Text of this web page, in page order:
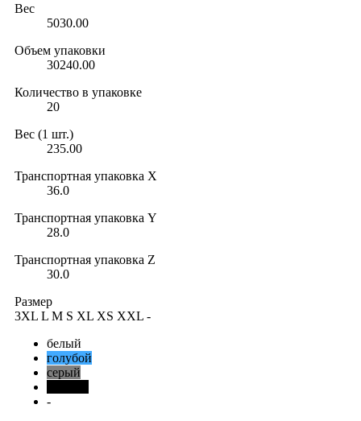
Вес
5030.00
Объем упаковки
30240.00
Количество в упаковке
20
Вес (1 шт.)
235.00
Транспортная упаковка X
36.0
Транспортная упаковка Y
28.0
Транспортная упаковка Z
30.0
Размер
3XL L M S XL XS XXL -
белый
голубой
серый
-